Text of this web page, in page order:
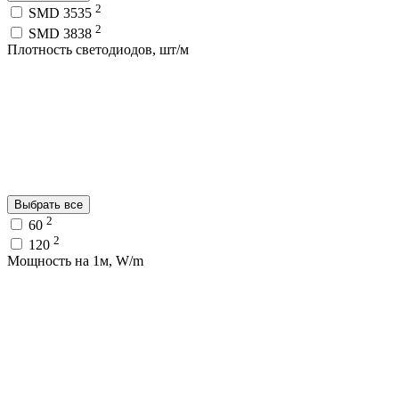
SMD 3535 2
SMD 3838 2
Плотность светодиодов, шт/м
Выбрать все
60 2
120 2
Мощность на 1м, W/m